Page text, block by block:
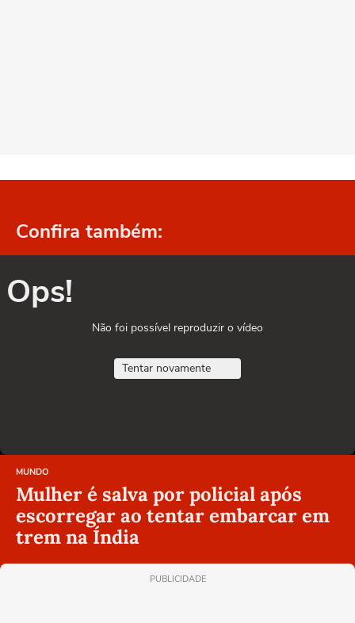
Confira também:
Ops!
Não foi possível reproduzir o vídeo
Tentar novamente
MUNDO
Mulher é salva por policial após
escorregar ao tentar embarcar em
trem na Índia
PUBLICIDADE